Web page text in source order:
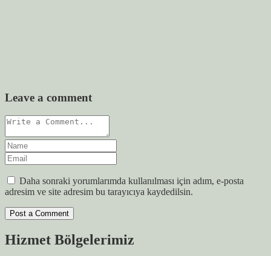
Leave a comment
Daha sonraki yorumlarımda kullanılması için adım, e-posta
adresim ve site adresim bu tarayıcıya kaydedilsin.
Hizmet Bölgelerimiz